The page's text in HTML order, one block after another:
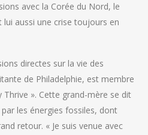
avec la Corée du Nord, le
aussi une crise toujours en
directes sur la vie des
de Philadelphie, est membre
Thrive ». Cette grand-mère se dit
les énergies fossiles, dont
retour. « Je suis venue avec